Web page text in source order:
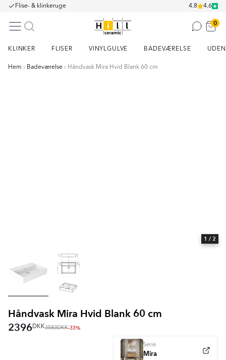
Flise- & klinkeruge 4.8 4.6
0
KLINKER FLISER VINYLGULVE BADEVÆRELSE
Hem Badeværelse Håndvask Mira Hvid Blank 60 cm
1 / 2
Håndvask Mira Hvid Blank 60 cm
2396DKK3583DKK-33%
Serie
Mira